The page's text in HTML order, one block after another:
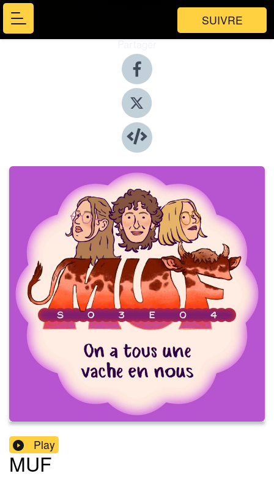
SUIVRE
Partager
Play
MUF